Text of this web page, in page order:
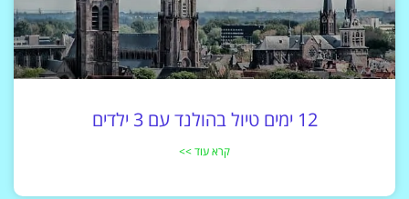
12 ימים טיול בהולנד עם 3 ילדים
קרא עוד >>